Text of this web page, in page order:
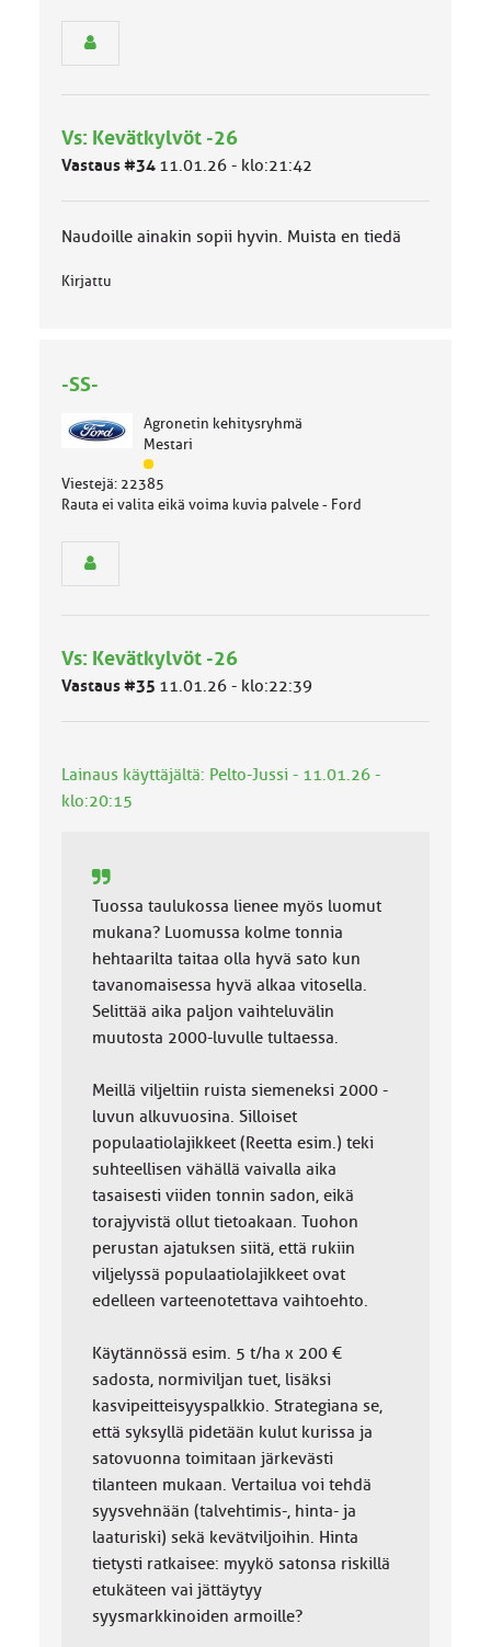
m
ä
k
a
Vs: Kevätkylvöt -26
Vastaus #34 11.01.26 - klo:21:42
Naudoille ainakin sopii hyvin. Muista en tiedä
Kirjattu
-SS-
Agronetin kehitysryhmä
Mestari
J
ä
s
ä
l
u
a
Viestejä: 22385
Rauta ei valita eikä voima kuvia palvele - Ford
Vs: Kevätkylvöt -26
Vastaus #35 11.01.26 - klo:22:39
Lainaus käyttäjältä: Pelto-Jussi - 11.01.26 -
klo:20:15
Tuossa taulukossa lienee myös luomut
mukana? Luomussa kolme tonnia
hehtaarilta taitaa olla hyvä sato kun
tavanomaisessa hyvä alkaa vitosella.
Selittää aika paljon vaihteluvälin
muutosta 2000-luvulle tultaessa.
Meillä viljeltiin ruista siemeneksi 2000 -
luvun alkuvuosina. Silloiset
populaatiolajikkeet (Reetta esim.) teki
suhteellisen vähällä vaivalla aika
tasaisesti viiden tonnin sadon, eikä
torajyvistä ollut tietoakaan. Tuohon
perustan ajatuksen siitä, että rukiin
viljelyssä populaatiolajikkeet ovat
edelleen varteenotettava vaihtoehto.
Käytännössä esim. 5 t/ha x 200 €
sadosta, normiviljan tuet, lisäksi
kasvipeitteisyyspalkkio. Strategiana se,
että syksyllä pidetään kulut kurissa ja
satovuonna toimitaan järkevästi
tilanteen mukaan. Vertailua voi tehdä
syysvehnään (talvehtimis-, hinta- ja
laaturiski) sekä kevätviljoihin. Hinta
tietysti ratkaisee: myykö satonsa riskillä
etukäteen vai jättäytyy
syysmarkkinoiden armoille?